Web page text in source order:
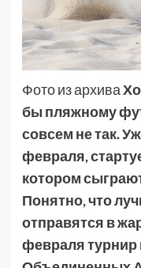
Фото из архива
бы пляжному
совсем не так.
февраля,
котором
Понятно, что
отправятся в
февраля